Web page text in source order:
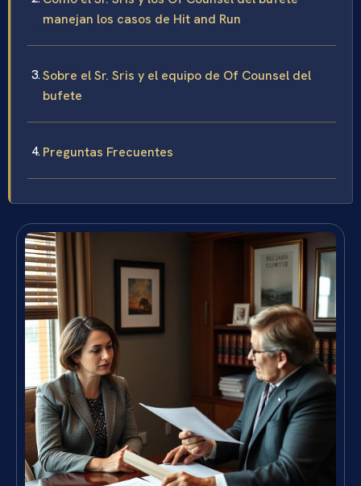
manejan los casos de Hit and Run
Sobre el Sr. Sris y el equipo de Of Counsel del
bufete
Preguntas Frecuentes